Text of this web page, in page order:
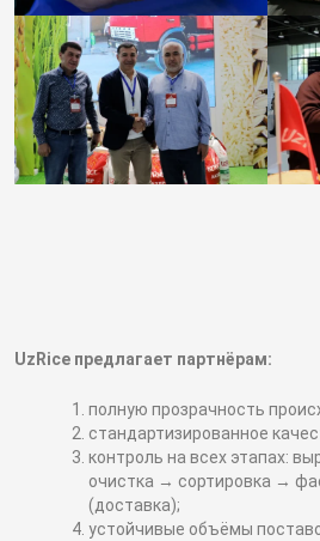
UzRice предлагает партнёрам:
полную прозрачность
стандартизированное
контроль на всех этапах:
очистка → сортировка →
(доставка);
устойчивые объёмы